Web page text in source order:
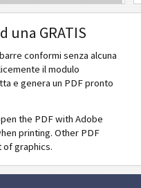
una GRATIS
conformi senza alcuna
il modulo
e genera un PDF pronto
the PDF with Adobe
printing. Other PDF
of graphics.